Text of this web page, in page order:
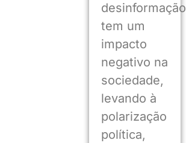
desinformação
tem um
impacto
negativo na
sociedade,
levando à
polarização
política,